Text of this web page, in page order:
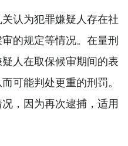
认为犯罪嫌疑人存在社
的规定等情况。在量刑
人在取保候审期间的表
可能判处更重的刑罚。
况，因为再次逮捕，适用